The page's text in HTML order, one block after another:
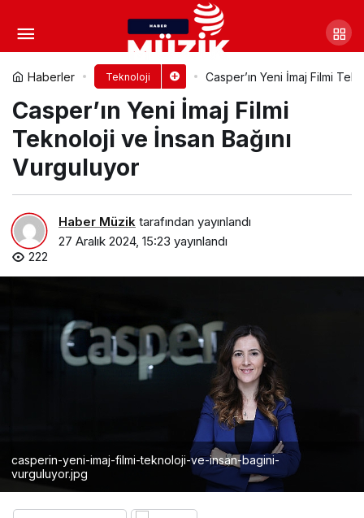
Haberler Teknoloji Casper’ın Yeni İmaj Filmi
Casper’ın Yeni İmaj Filmi
Teknoloji ve İnsan Bağını
Vurguluyor
Haber Müzik tarafından yayınlandı
27 Aralık 2024, 15:23 yayınlandı
222
casperin-yeni-imaj-filmi-teknoloji-ve-insan-bagini-
vurguluyor.jpg
Sabancı 8’inci Teknoloji ve
Etki Merkezi’ni dijitalde açtı
Yorum Yap